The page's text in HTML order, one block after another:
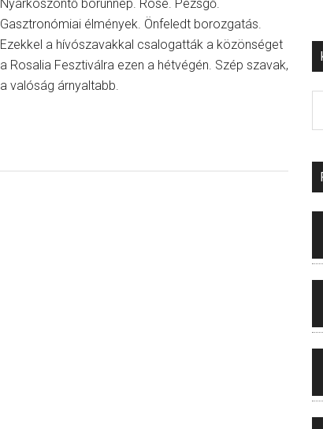
Nyárköszöntő borünnep. Rosé. Pezsgő.
Gasztronómiai élmények. Önfeledt borozgatás.
Ezekkel a hívószavakkal csalogatták a közönséget
a Rosalia Fesztiválra ezen a hétvégén. Szép szavak,
a valóság árnyaltabb.